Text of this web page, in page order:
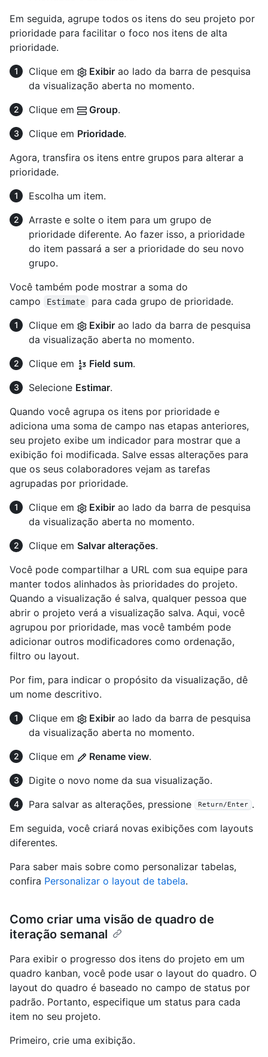
Em seguida, agrupe todos os itens do seu projeto por
prioridade para facilitar o foco nos itens de alta
prioridade.
Clique em
Exibir ao lado da barra de pesquisa
da visualização aberta no momento.
Clique em
Group.
Clique em Prioridade.
Agora, transfira os itens entre grupos para alterar a
prioridade.
Escolha um item.
Arraste e solte o item para um grupo de
prioridade diferente. Ao fazer isso, a prioridade
do item passará a ser a prioridade do seu novo
grupo.
Você também pode mostrar a soma do
campo
Estimate
para cada grupo de prioridade.
Clique em
Exibir ao lado da barra de pesquisa
da visualização aberta no momento.
Clique em
Field sum.
Selecione Estimar.
Quando você agrupa os itens por prioridade e
adiciona uma soma de campo nas etapas anteriores,
seu projeto exibe um indicador para mostrar que a
exibição foi modificada. Salve essas alterações para
que os seus colaboradores vejam as tarefas
agrupadas por prioridade.
Clique em
Exibir ao lado da barra de pesquisa
da visualização aberta no momento.
Clique em Salvar alterações.
Você pode compartilhar a URL com sua equipe para
manter todos alinhados às prioridades do projeto.
Quando a visualização é salva, qualquer pessoa que
abrir o projeto verá a visualização salva. Aqui, você
agrupou por prioridade, mas você também pode
adicionar outros modificadores como ordenação,
filtro ou layout.
Por fim, para indicar o propósito da visualização, dê
um nome descritivo.
Clique em
Exibir ao lado da barra de pesquisa
da visualização aberta no momento.
Clique em
Rename view.
Digite o novo nome da sua visualização.
Para salvar as alterações, pressione
Return/Enter .
Em seguida, você criará novas exibições com layouts
diferentes.
Para saber mais sobre como personalizar tabelas,
confira Personalizar o layout de tabela.
Como criar uma visão de quadro de
iteração semanal
Para exibir o progresso dos itens do projeto em um
quadro kanban, você pode usar o layout do quadro. O
layout do quadro é baseado no campo de status por
padrão. Portanto, especifique um status para cada
item no seu projeto.
Primeiro, crie uma exibição.